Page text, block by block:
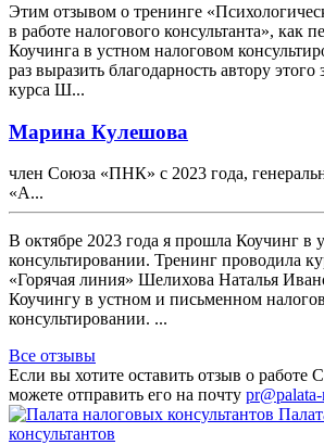
Этим отзывом о тренинге
в работе налогового консультанта», как
Коучинга в устном налоговом
раз выразить благодарность автору этого
курса Ш...
Марина Кулешова
член Союза «ПНК» с 2023 года,
«А...
В октябре 2023 года я прошла Коучинг в
консультировании. Тренинг проводила
«Горячая линия» Шелихова Наталья
Коучингу в устном и письменном
консультировании. ...
Все отзывы
Если вы хотите оставить отзыв о
можете отправить его на почту
консультантов